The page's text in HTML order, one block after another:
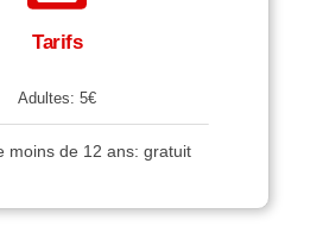
Tarifs
Adultes: 5€
moins de 12 ans: gratuit